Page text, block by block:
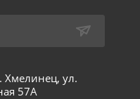
Хмелинец, ул.
57А